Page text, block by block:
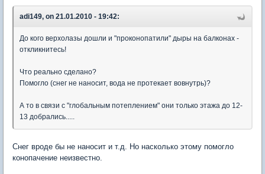
adi149, on 21.01.2010 - 19:42:
До кого верхолазы дошли и "проконопатили" дыры на балконах -
откликнитесь!
Что реально сделано?
Помогло (снег не наносит, вода не протекает вовнутрь)?
А то в связи с "глобальным потеплением" они только этажа до 12-
13 добрались.....
Снег вроде бы не наносит и т.д. Но насколько этому помогло
конопачение неизвестно.